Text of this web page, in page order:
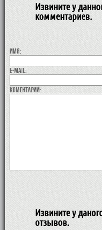
Извините у
комментариев.
Имя:
E-MAIL:
коментарий:
Извините у
отзывов.